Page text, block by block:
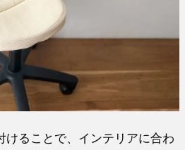
けることで、インテリアに合わ